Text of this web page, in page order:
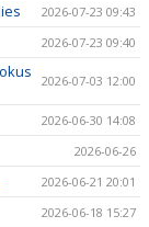
2026-07-23 09:43
2026-07-23 09:40
2026-07-03 12:00
2026-06-30 14:08
2026-06-26
2026-06-21 20:01
2026-06-18 15:27